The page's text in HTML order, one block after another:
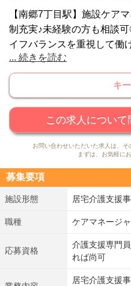
【南郷7丁目駅】施設ケア
制充実♪未経験の方も相談
イフバランスを重視して働
各関係機関との連絡調整な
福利厚生・休暇制度が充実
... 続きを読む
キ
この求人について
お問い合わせいただいた求人は、そ
まずは、お気軽に
募集要項
施設形態 居宅介護支援
職種 ケアマネージ
応募資格
介護支援専門
れば尚可
居宅介護支援